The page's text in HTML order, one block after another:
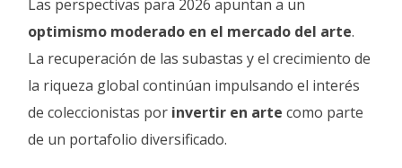
Las perspectivas para 2026 apuntan a un
optimismo moderado en el mercado del arte.
La recuperación de las subastas y el crecimiento de
la riqueza global continúan impulsando el interés
de coleccionistas por invertir en arte como parte
de un portafolio diversificado.